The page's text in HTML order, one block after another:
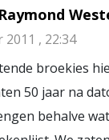
, 22:34
broekies
50 jaar na
behalve